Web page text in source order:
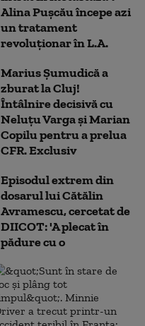
Alina Pușcău începe azi
un tratament
revoluționar în L.A.
Marius Şumudică a
zburat la Cluj!
Întâlnire decisivă cu
Neluţu Varga şi Marian
Copilu pentru a prelua
CFR. Exclusiv
Episodul extrem din
dosarul lui Cătălin
Avramescu, cercetat de
DIICOT: 'A plecat în
pădure cu o